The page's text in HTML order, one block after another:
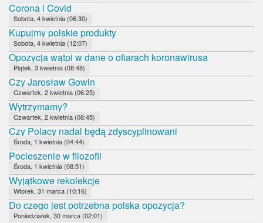
Corona i Covid
Sobota, 4 kwietnia (06:30)
Kupujmy polskie produkty
Sobota, 4 kwietnia (12:07)
Opozycja wątpi w dane o ofiarach koronawirusa
Piątek, 3 kwietnia (08:48)
Czy Jarosław Gowin
Czwartek, 2 kwietnia (06:25)
Wytrzymamy?
Czwartek, 2 kwietnia (08:45)
Czy Polacy nadal będą zdyscyplinowani
Środa, 1 kwietnia (04:44)
Pocieszenie w filozofii
Środa, 1 kwietnia (08:51)
Wyjątkowe rekolekcje
Wtorek, 31 marca (10:16)
Do czego jest potrzebna polska opozycja?
Poniedziałek, 30 marca (02:01)